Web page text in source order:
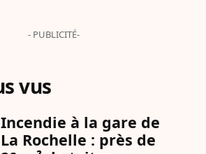
- PUBLICITÉ-
vus